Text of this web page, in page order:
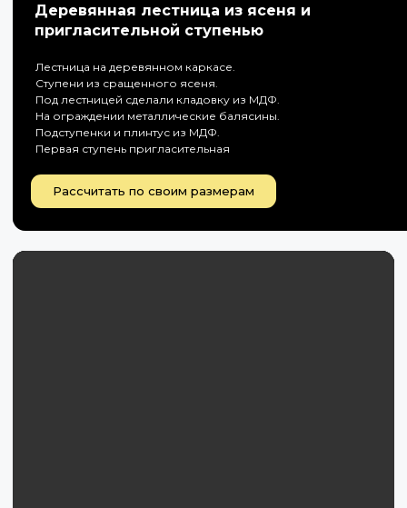
Деревянная лестница из ясеня и
пригласительной ступенью
Лестница на деревянном каркасе.
Ступени из сращенного ясеня.
Под лестницей сделали кладовку из МДФ.
На ограждении металлические балясины.
Подступенки и плинтус из МДФ.
Первая ступень пригласительная
Рассчитать по своим размерам